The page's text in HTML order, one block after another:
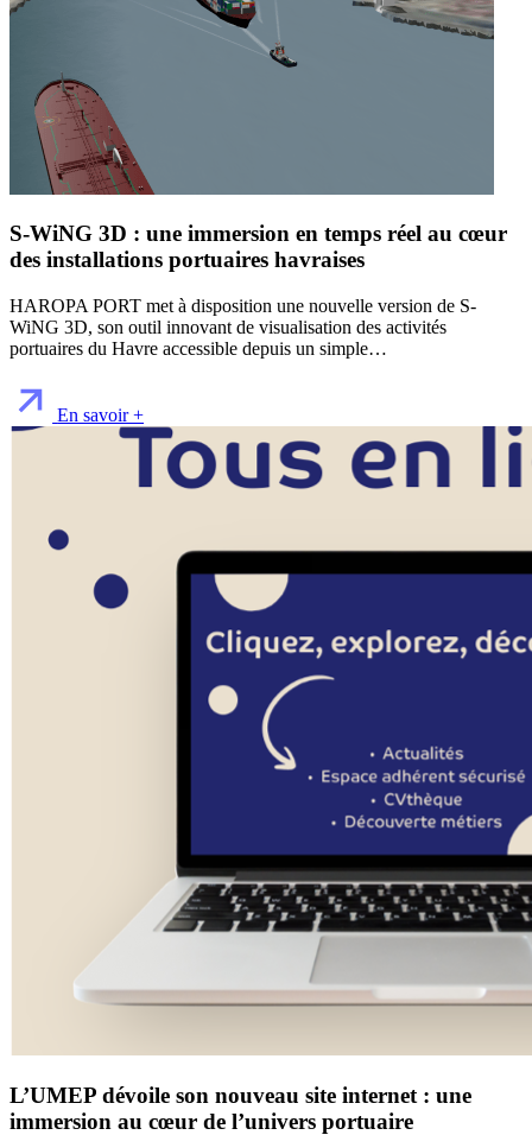
S-WiNG 3D : une immersion en temps réel au cœur
des installations portuaires havraises
HAROPA PORT met à disposition une nouvelle version de S-
WiNG 3D, son outil innovant de visualisation des activités
portuaires du Havre accessible depuis un simple…
En savoir +
L’UMEP dévoile son nouveau site internet : une
immersion au cœur de l’univers portuaire